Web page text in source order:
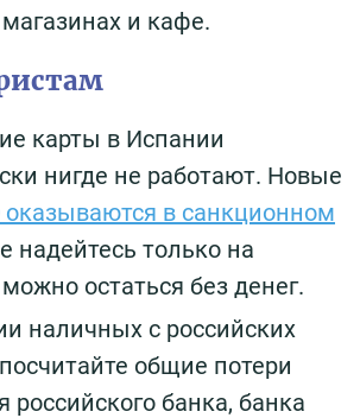
и кафе.
карты в Испании
нигде не работают. Новые
в санкционном
надейтесь только на
остаться без денег.
наличных с российских
общие потери
российского банка, банка